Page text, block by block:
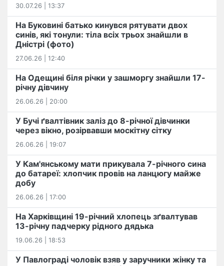
30.07.26 | 13:37
На Буковині батько кинувся рятувати двох
синів, які тонули: тіла всіх трьох знайшли в
Дністрі (фото)
27.06.26 | 12:40
На Одещині біля річки у зашморгу знайшли 17-
річну дівчину
26.06.26 | 20:00
У Бучі ґвалтівник заліз до 8-річної дівчинки
через вікно, розірвавши москітну сітку
26.06.26 | 19:07
У Кам'янському мати прикувала 7-річного сина
до батареї: хлопчик провів на ланцюгу майже
добу
26.06.26 | 17:00
На Харківщині 19-річний хлопець​ ️зґвалтував
13-річну падчерку рідного дядька
19.06.26 | 18:53
У Павлограді чоловік взяв у заручники жінку та